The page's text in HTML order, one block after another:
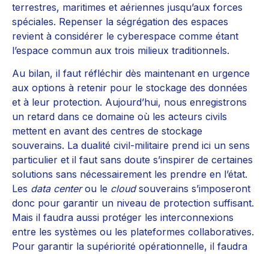
terrestres, maritimes et aériennes jusqu’aux forces
spéciales. Repenser la ségrégation des espaces
revient à considérer le cyberespace comme étant
l’espace commun aux trois milieux traditionnels.
Au bilan, il faut réfléchir dès maintenant en urgence
aux options à retenir pour le stockage des données
et à leur protection. Aujourd’hui, nous enregistrons
un retard dans ce domaine où les acteurs civils
mettent en avant des centres de stockage
souverains. La dualité civil-militaire prend ici un sens
particulier et il faut sans doute s’inspirer de certaines
solutions sans nécessairement les prendre en l’état.
Les data centerou le cloudsouverains s’imposeront
donc pour garantir un niveau de protection suffisant.
Mais il faudra aussi protéger les interconnexions
entre les systèmes ou les plateformes collaboratives.
Pour garantir la supériorité opérationnelle, il faudra